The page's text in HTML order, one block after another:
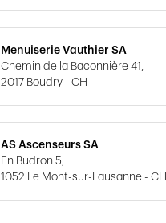
Menuiserie Vauthier SA
Chemin de la Baconnière 41,
2017 Boudry - CH
AS Ascenseurs SA
En Budron 5,
1052 Le Mont-sur-Lausanne - CH